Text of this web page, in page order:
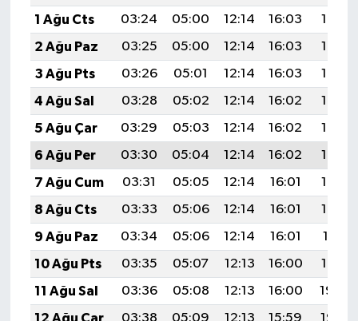
1 Ağu Cts
03:24 05:00 12:14 16:03
19:19
2 Ağu Paz
03:25 05:00 12:14 16:03
19:18
3 Ağu Pts
03:26 05:01 12:14 16:03
19:17
4 Ağu Sal
03:28 05:02 12:14 16:02
19:16
5 Ağu Çar
03:29 05:03 12:14 16:02
19:15
6 Ağu Per
03:30 05:04 12:14 16:02
19:14
7 Ağu Cum
03:31 05:05 12:14 16:01
19:13
8 Ağu Cts
03:33 05:06 12:14 16:01
19:12
9 Ağu Paz
03:34 05:06 12:14 16:01
19:11
10 Ağu Pts
03:35 05:07 12:13 16:00
19:10
11 Ağu Sal
03:36 05:08 12:13 16:00
19:08
12 Ağu Çar
03:38 05:09 12:13 15:59 19:07